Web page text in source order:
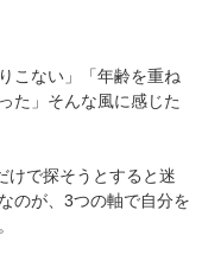
こない」「年齢を重ね
た」そんな風に感じた
けで探そうとすると迷
のが、3つの軸で自分を